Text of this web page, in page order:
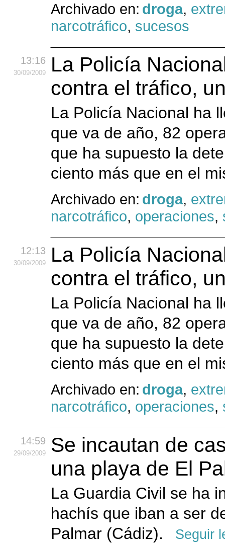
Archivado en: droga,
narcotráfico, sucesos
13:16
30/09/2009
La Policía
contra el tráfico,
La Policía Nacional ha
que va de año, 82
que ha supuesto la
ciento más que en el
Archivado en: droga,
narcotráfico, operaciones,
12:13
30/09/2009
La Policía
contra el tráfico,
La Policía Nacional ha
que va de año, 82
que ha supuesto la
ciento más que en el
Archivado en: droga,
narcotráfico, operaciones,
14:59
29/09/2009
Se incautan de
una playa de El
La Guardia Civil se ha
hachís que iban a ser
Palmar (Cádiz).
Seguir